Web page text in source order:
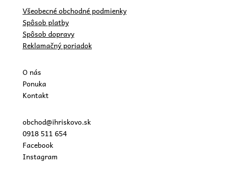
Všeobecné obchodné podmienky
Spôsob platby
Spôsob dopravy
Reklamačný poriadok
O nás
Ponuka
Kontakt
obchod@ihriskovo.sk
0918 511 654
Facebook
Instagram